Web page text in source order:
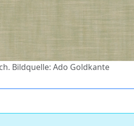
Bildquelle: Ado Goldkante